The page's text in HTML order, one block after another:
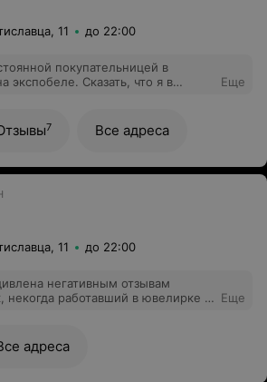
11 до 22:00
покупательницей в
экспобеле. Сказать, что я в
да и как люди
рекомендую только к ним, и
Еще
7 Все адреса
11 до 22:00
негативным отзывам
некогда работавший в ювелирке и
реально сами виноваты в
плохим качеством. Для
классный ассортимент. Важно
целей покупаете украшение и как
Еще
адреса